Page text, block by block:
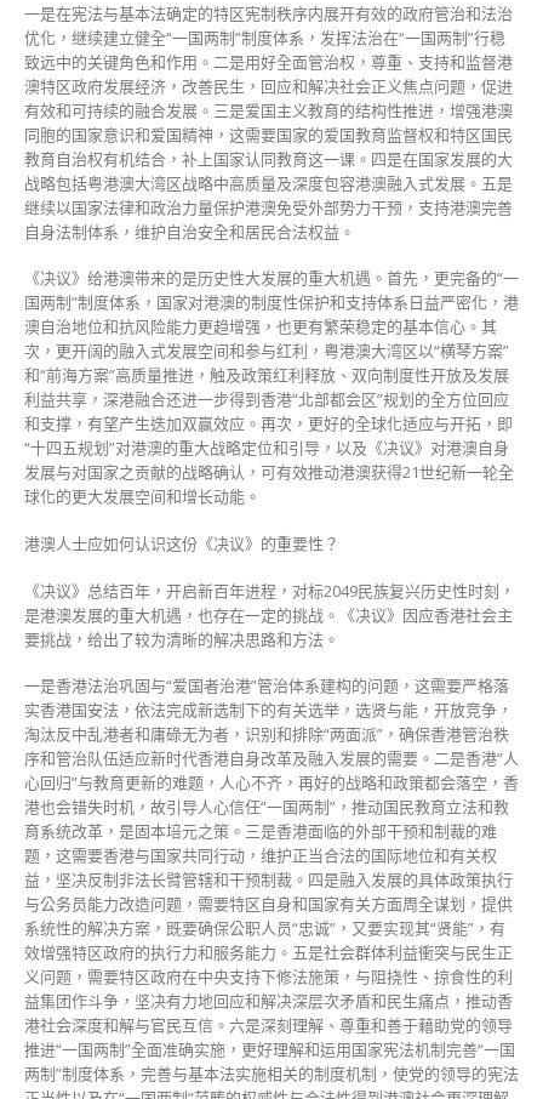
一是在宪法与基本法确定的特区宪制秩序内展开有效的政府管治和法治
优化，继续建立健全“一国两制”制度体系，发挥法治在“一国两制”行稳
致远中的关键角色和作用。二是用好全面管治权，尊重、支持和监督港
澳特区政府发展经济，改善民生，回应和解决社会正义焦点问题，促进
有效和可持续的融合发展。三是爱国主义教育的结构性推进，增强港澳
同胞的国家意识和爱国精神，这需要国家的爱国教育监督权和特区国民
教育自治权有机结合，补上国家认同教育这一课。四是在国家发展的大
战略包括粤港澳大湾区战略中高质量及深度包容港澳融入式发展。五是
继续以国家法律和政治力量保护港澳免受外部势力干预，支持港澳完善
自身法制体系，维护自治安全和居民合法权益。
《决议》给港澳带来的是历史性大发展的重大机遇。首先，更完备的“一
国两制”制度体系，国家对港澳的制度性保护和支持体系日益严密化，港
澳自治地位和抗风险能力更趋增强，也更有繁荣稳定的基本信心。其
次，更开阔的融入式发展空间和参与红利，粤港澳大湾区以“横琴方案”
和“前海方案”高质量推进，触及政策红利释放、双向制度性开放及发展
利益共享，深港融合还进一步得到香港“北部都会区”规划的全方位回应
和支撑，有望产生迭加双赢效应。再次，更好的全球化适应与开拓，即
“十四五规划”对港澳的重大战略定位和引导，以及《决议》对港澳自身
发展与对国家之贡献的战略确认，可有效推动港澳获得21世纪新一轮全
球化的更大发展空间和增长动能。
港澳人士应如何认识这份《决议》的重要性？
《决议》总结百年，开启新百年进程，对标2049民族复兴历史性时刻，
是港澳发展的重大机遇，也存在一定的挑战。《决议》因应香港社会主
要挑战，给出了较为清晰的解决思路和方法。
一是香港法治巩固与“爱国者治港”管治体系建构的问题，这需要严格落
实香港国安法，依法完成新选制下的有关选举，选贤与能，开放竞争，
淘汰反中乱港者和庸碌无为者，识别和排除“两面派”，确保香港管治秩
序和管治队伍适应新时代香港自身改革及融入发展的需要。二是香港“人
心回归”与教育更新的难题，人心不齐，再好的战略和政策都会落空，香
港也会错失时机，故引导人心信任“一国两制”，推动国民教育立法和教
育系统改革，是固本培元之策。三是香港面临的外部干预和制裁的难
题，这需要香港与国家共同行动，维护正当合法的国际地位和有关权
益，坚决反制非法长臂管辖和干预制裁。四是融入发展的具体政策执行
与公务员能力改造问题，需要特区自身和国家有关方面周全谋划，提供
系统性的解决方案，既要确保公职人员“忠诚”，又要实现其“贤能”，有
效增强特区政府的执行力和服务能力。五是社会群体利益衝突与民生正
义问题，需要特区政府在中央支持下修法施策，与阻挠性、掠食性的利
益集团作斗争，坚决有力地回应和解决深层次矛盾和民生痛点，推动香
港社会深度和解与官民互信。六是深刻理解、尊重和善于藉助党的领导
推进“一国两制”全面准确实施，更好理解和运用国家宪法机制完善“一国
两制”制度体系，完善与基本法实施相关的制度机制，使党的领导的宪法